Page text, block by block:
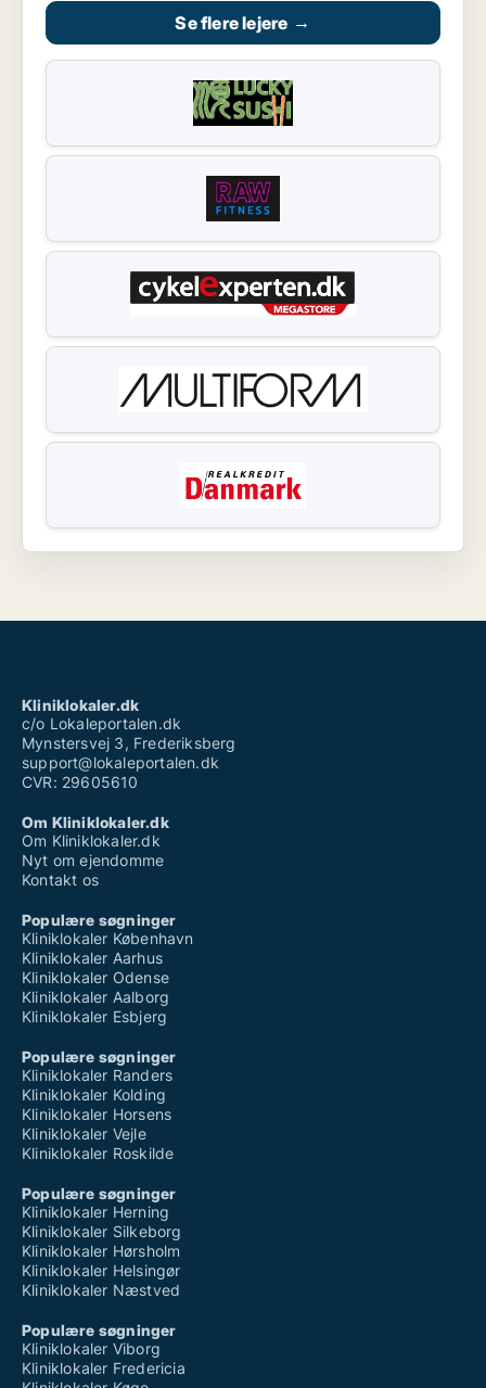
Se flere lejere →
Kliniklokaler.dk
c/o Lokaleportalen.dk
Mynstersvej 3, Frederiksberg
support@lokaleportalen.dk
CVR: 29605610
Om Kliniklokaler.dk
Om Kliniklokaler.dk
Nyt om ejendomme
Kontakt os
Populære søgninger
Kliniklokaler København
Kliniklokaler Aarhus
Kliniklokaler Odense
Kliniklokaler Aalborg
Kliniklokaler Esbjerg
Populære søgninger
Kliniklokaler Randers
Kliniklokaler Kolding
Kliniklokaler Horsens
Kliniklokaler Vejle
Kliniklokaler Roskilde
Populære søgninger
Kliniklokaler Herning
Kliniklokaler Silkeborg
Kliniklokaler Hørsholm
Kliniklokaler Helsingør
Kliniklokaler Næstved
Populære søgninger
Kliniklokaler Viborg
Kliniklokaler Fredericia